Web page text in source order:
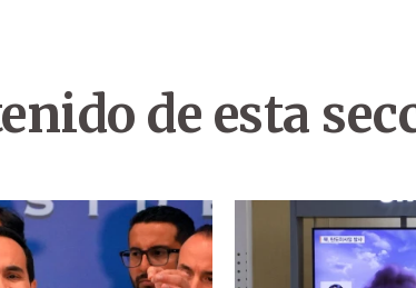
de esta